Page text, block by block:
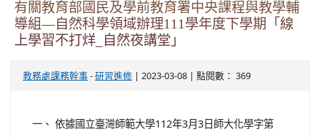
有關教育部國民及學前教育署中央課程與教學輔
導組—自然科學領域辦理111學年度下學期「線
上學習不打烊_自然夜講堂」
教務處課務幹事 - 研習進修 | 2023-03-08 | 點閱數： 369
一、 依據國立臺灣師範大學112年3月3日師大化學字第